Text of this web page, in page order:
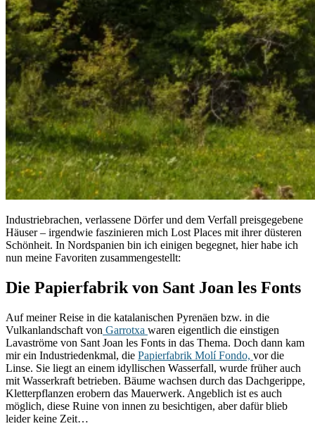
Industriebrachen, verlassene Dörfer und dem Verfall preisgegebene
Häuser – irgendwie faszinieren mich Lost Places mit ihrer düsteren
Schönheit. In Nordspanien bin ich einigen begegnet, hier habe ich
nun meine Favoriten zusammengestellt:
Die Papierfabrik von Sant Joan les Fonts
Auf meiner Reise in die katalanischen Pyrenäen bzw. in die
Vulkanlandschaft von Garrotxa waren eigentlich die einstigen
Lavaströme von Sant Joan les Fonts in das Thema. Doch dann kam
mir ein Industriedenkmal, die Papierfabrik Molí Fondo, vor die
Linse. Sie liegt an einem idyllischen Wasserfall, wurde früher auch
mit Wasserkraft betrieben. Bäume wachsen durch das Dachgerippe,
Kletterpflanzen erobern das Mauerwerk. Angeblich ist es auch
möglich, diese Ruine von innen zu besichtigen, aber dafür blieb
leider keine Zeit…